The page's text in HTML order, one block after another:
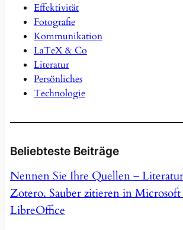
Effektivität
Fotografie
Kommunikation
LaTeX & Co
Literatur
Persönliches
Technologie
Beliebteste Beiträge
Nennen Sie Ihre Quellen –
Zotero. Sauber zitieren in
LibreOffice